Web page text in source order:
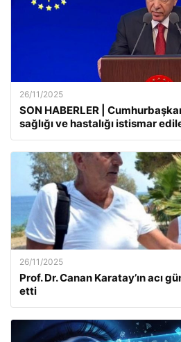
26/11/2025
SON HABERLER |
sağlığı ve hastalığı istismar
26/11/2025
Prof. Dr. Canan Karatay’ın acı
etti